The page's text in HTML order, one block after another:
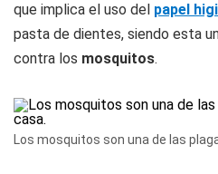
que implica el uso del papel
pasta de dientes, siendo esta
contra los mosquitos.
Los mosquitos son una de las